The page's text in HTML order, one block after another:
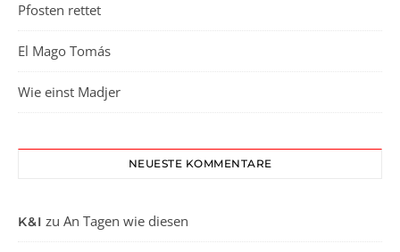
Pfosten rettet
El Mago Tomás
Wie einst Madjer
NEUESTE KOMMENTARE
K&I zu An Tagen wie diesen